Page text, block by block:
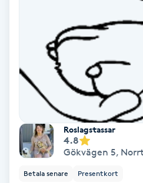
Babylights
Balayage
Bambumassage
Barber
Roslagstassar
4.8
Gökvägen 5,
Betala senare Presentkort